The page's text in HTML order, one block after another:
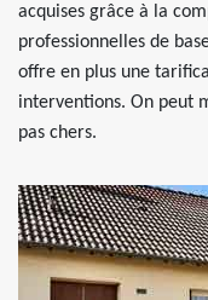
acquises grâce à la
professionnelles de
offre en plus une
interventions. On peut
pas chers.